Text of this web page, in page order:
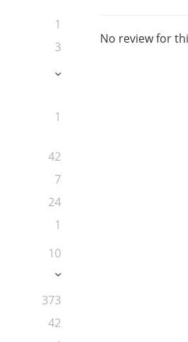
1
3
1
42
7
24
1
10
373
42
No review for